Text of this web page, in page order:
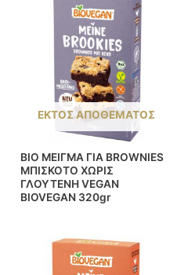
ΕΚΤΌΣ ΑΠΟΘΈΜΑΤΟΣ
BIO ΜΕΙΓΜΑ ΓΙΑ BROWNIES
ΜΠΙΣΚΟΤΟ ΧΩΡΙΣ
ΓΛΟΥΤΕΝΗ VEGAN
BIOVEGAN 320gr